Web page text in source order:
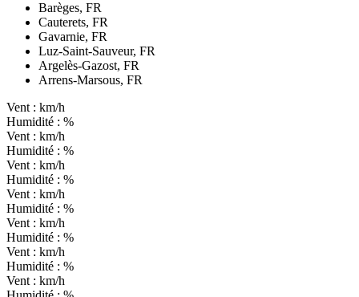
Barèges, FR
Cauterets, FR
Gavarnie, FR
Luz-Saint-Sauveur, FR
Argelès-Gazost, FR
Arrens-Marsous, FR
Vent : km/h
Humidité : %
Vent : km/h
Humidité : %
Vent : km/h
Humidité : %
Vent : km/h
Humidité : %
Vent : km/h
Humidité : %
Vent : km/h
Humidité : %
Vent : km/h